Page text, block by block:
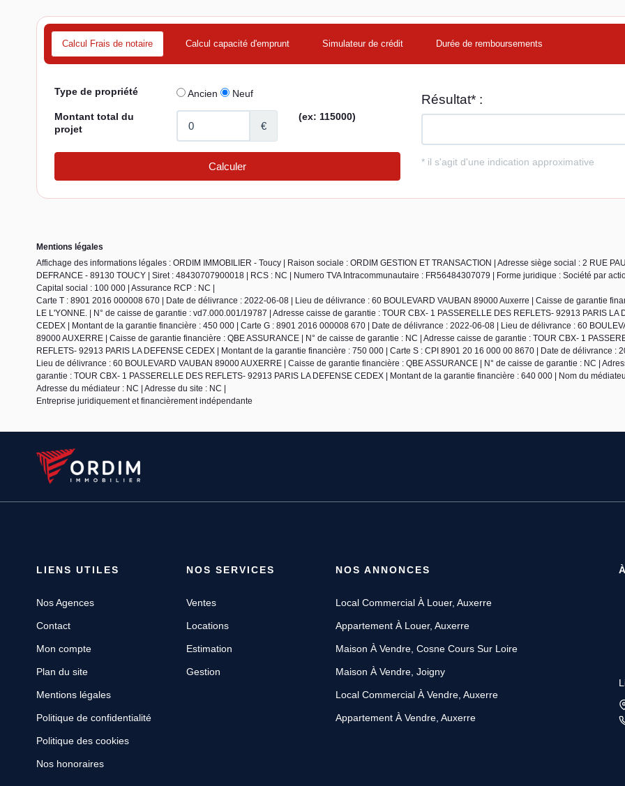
Calcul Frais de notaire Calcul capacité d'emprunt Simulateur de crédit Durée de remboursements
Mentions légales
Affichage des informations légales : ORDIM IMMOBILIER - Toucy | Raison sociale : ORDIM GESTION ET TRANSACTION | Adresse siège social : 2 RUE
DEFRANCE - 89130 TOUCY | Siret : 48430707900018 | RCS : NC | Numero TVA Intracommunautaire : FR56484307079 | Forme juridique : Société par
Capital social : 100 000 | Assurance RCP : NC |
Carte T : 8901 2016 000008 670 | Date de délivrance : 2022-06-08 | Lieu de délivrance : 60 BOULEVARD VAUBAN 89000 Auxerre | Caisse de garantie
LE L'YONNE. | N° de caisse de garantie : vd7.000.001/19787 | Adresse caisse de garantie : TOUR CBX- 1 PASSERELLE DES REFLETS- 92913 PARIS LA
CEDEX | Montant de la garantie financière : 450 000 | Carte G : 8901 2016 000008 670 | Date de délivrance : 2022-06-08 | Lieu de délivrance : 60
89000 AUXERRE | Caisse de garantie financière : QBE ASSURANCE | N° de caisse de garantie : NC | Adresse caisse de garantie : TOUR CBX- 1
REFLETS- 92913 PARIS LA DEFENSE CEDEX | Montant de la garantie financière : 750 000 | Carte S : CPI 8901 20 16 000 00 8670 | Date de délivrance :
Lieu de délivrance : 60 BOULEVARD VAUBAN 89000 AUXERRE | Caisse de garantie financière : QBE ASSURANCE | N° de caisse de garantie : NC |
garantie : TOUR CBX- 1 PASSERELLE DES REFLETS- 92913 PARIS LA DEFENSE CEDEX | Montant de la garantie financière : 640 000 | Nom du
Adresse du médiateur : NC | Adresse du site : NC |
Entreprise juridiquement et financièrement indépendante
LIENS UTILES
Nos Agences
Contact
Mon compte
Plan du site
Mentions légales
Politique de confidentialité
Politique des cookies
Nos honoraires
NOS SERVICES
Ventes
Locations
Estimation
Gestion
NOS ANNONCES
Local Commercial À Louer, Auxerre
Appartement À Louer, Auxerre
Maison À Vendre, Cosne Cours Sur Loire
Maison À Vendre, Joigny
Local Commercial À Vendre, Auxerre
Appartement À Vendre, Auxerre